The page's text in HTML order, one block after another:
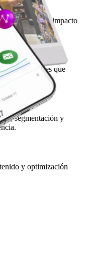
la idea hasta el impacto
y mensajes que
segmentación y
y optimización